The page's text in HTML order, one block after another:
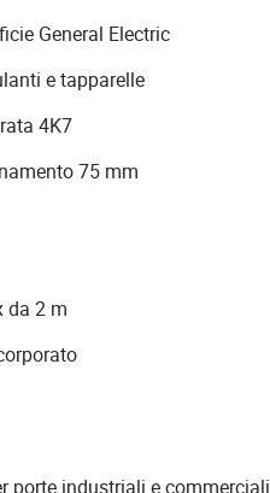
General Electric
e tapparelle
4K7
75 mm
da 2 m
porte industriali e commerciali